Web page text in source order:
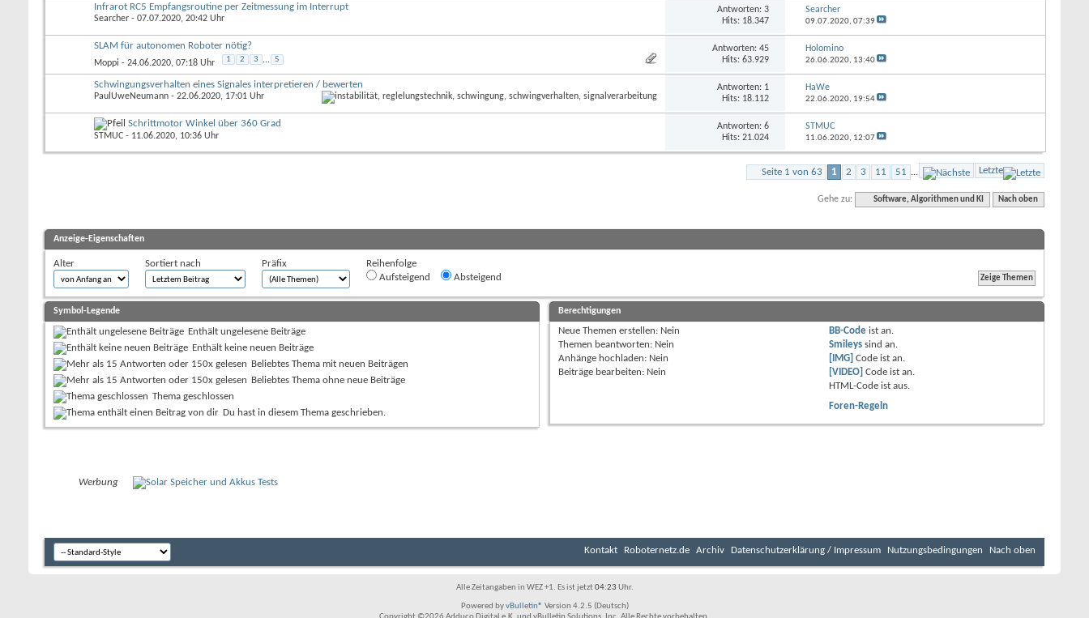
Infrarot RC5 Empfangsroutine per Zeitmessung im Interrupt
Searcher - 07.07.2020, 20:42 Uhr
Antworten: 3
Hits: 18.347
Searcher
09.07.2020, 07:39
SLAM für autonomen Roboter nötig?
Moppi - 24.06.2020, 07:18 Uhr 1 2 3 ... 5
Antworten: 45
Hits: 63.929
Holomino
26.06.2020, 13:40
Schwingungsverhalten eines Signales interpretieren / bewerten
PaulUweNeumann - 22.06.2020, 17:01 Uhr
Antworten: 1
Hits: 18.112
HaWe
22.06.2020, 19:54
Schrittmotor Winkel über 360 Grad
STMUC - 11.06.2020, 10:36 Uhr
Antworten: 6
Hits: 21.024
STMUC
11.06.2020, 12:07
Seite 1 von 63 1 2 3 11 51 ... Letzte
Gehe zu: Software, Algorithmen und KI Nach oben
Anzeige-Eigenschaften
Alter Sortiert nach Präfix
Reihenfolge
Aufsteigend
Absteigend
Symbol-Legende
Enthält ungelesene Beiträge
Enthält keine neuen Beiträge
Beliebtes Thema mit neuen Beiträgen
Beliebtes Thema ohne neue Beiträge
Thema geschlossen
Du hast in diesem Thema geschrieben.
Berechtigungen
Neue Themen erstellen: Nein
Themen beantworten: Nein
Anhänge hochladen: Nein
Beiträge bearbeiten: Nein
BB-Code istan.
Smileys sindan.
[IMG] Code istan.
[VIDEO] Code istan.
HTML-Code istaus.
Foren-Regeln
Werbung
Kontakt Roboternetz.de Archiv Datenschutzerklärung / Impressum Nutzungsbedingungen Nach oben
Alle Zeitangaben in WEZ +1. Es ist jetzt04:23 Uhr.
Powered byvBulletin® Version 4.2.5 (Deutsch)